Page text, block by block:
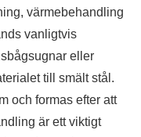
värmebehandling
vanligtvis
eller
till smält stål.
och formas efter att
är ett viktigt